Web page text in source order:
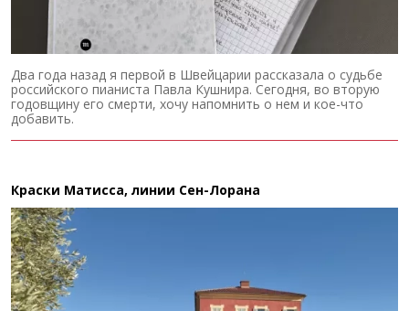
Два года назад я первой в Швейцарии рассказала о судьбе
российского пианиста Павла Кушнира. Сегодня, во вторую
годовщину его смерти, хочу напомнить о нем и кое-что
добавить.
Краски Матисса, линии Сен-Лорана